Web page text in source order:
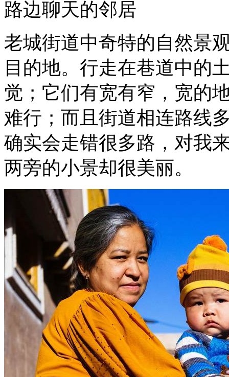
路边聊天的邻居
老城街道中奇特的自然景
目的地。行走在巷道中的
觉；它们有宽有窄，宽的
难行；而且街道相连路线
确实会走错很多路，对我
两旁的小景却很美丽。